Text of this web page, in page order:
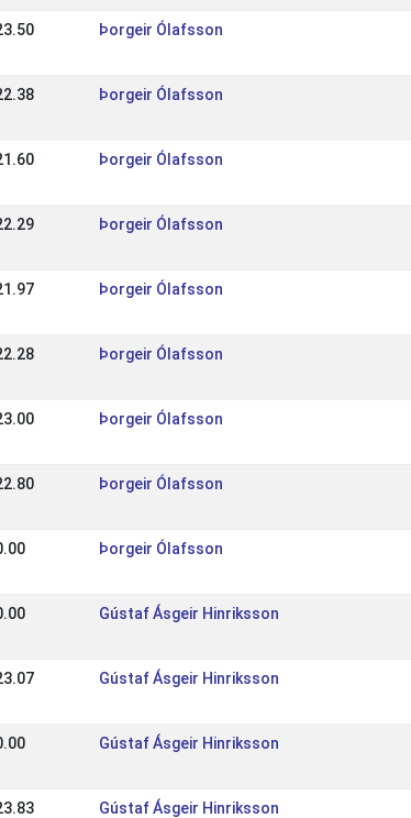
Þorgeir Ólafsson
Þorgeir Ólafsson
Þorgeir Ólafsson
Þorgeir Ólafsson
Þorgeir Ólafsson
Þorgeir Ólafsson
Þorgeir Ólafsson
Þorgeir Ólafsson
Þorgeir Ólafsson
Gústaf Ásgeir Hinriksson
Gústaf Ásgeir Hinriksson
Gústaf Ásgeir Hinriksson
Gústaf Ásgeir Hinriksson